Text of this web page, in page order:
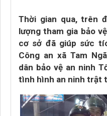
Thời gian qua, trên
lượng tham gia bảo
cơ sở đã giúp sức
Công an xã Tam
dân bảo vệ an ninh
tình hình an ninh trật